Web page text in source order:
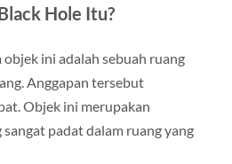
Hole Itu?
ini adalah sebuah ruang
Anggapan tersebut
Objek ini merupakan
padat dalam ruang yang